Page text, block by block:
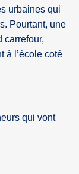
urbaines qui
Pourtant, une
carrefour,
à l’école coté
qui vont